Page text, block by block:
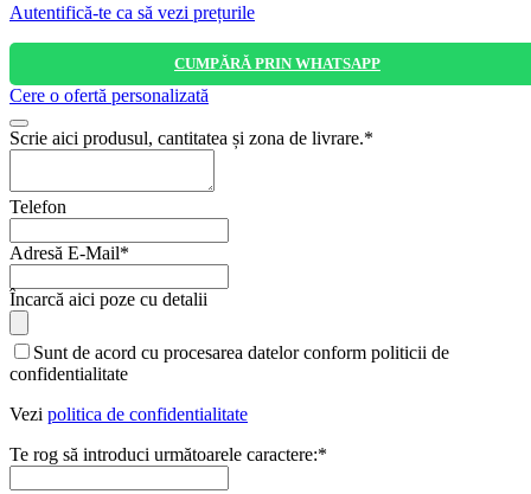
Autentifică-te ca să vezi prețurile
CUMPĂRĂ PRIN WHATSAPP
Cere o ofertă personalizată
Contact
Scrie aici produsul, cantitatea și zona de livrare.*
Telefon
Adresă E-Mail*
Încarcă aici poze cu detalii
Sunt de acord cu procesarea datelor conform politicii de
confidentialitate
Vezi politica de confidentialitate
Te rog să introduci următoarele caractere:*